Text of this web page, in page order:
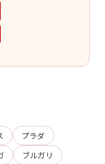
プラダ
ブルガリ